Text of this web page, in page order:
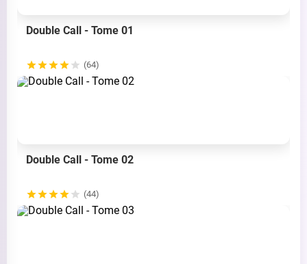
Double Call - Tome 01
(64)
Double Call - Tome 02
(44)